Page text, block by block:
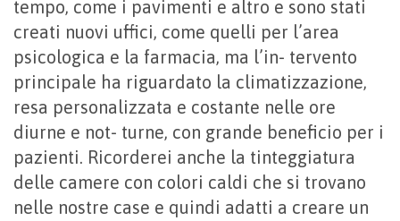
tempo, come i pavimenti e altro e sono stati
creati nuovi uffici, come quelli per l’area
psicologica e la farmacia, ma l’in- tervento
principale ha riguardato la climatizzazione,
resa personalizzata e costante nelle ore
diurne e not- turne, con grande beneficio per i
pazienti. Ricorderei anche la tinteggiatura
delle camere con colori caldi che si trovano
nelle nostre case e quindi adatti a creare un